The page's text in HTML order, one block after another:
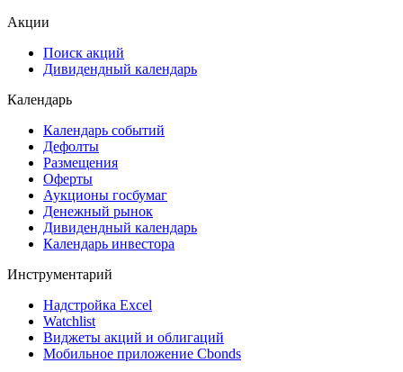
Акции
Поиск акций
Дивидендный календарь
Календарь
Календарь событий
Дефолты
Размещения
Оферты
Аукционы госбумаг
Денежный рынок
Дивидендный календарь
Календарь инвестора
Инструментарий
Надстройка Excel
Watchlist
Виджеты акций и облигаций
Мобильное приложение Cbonds